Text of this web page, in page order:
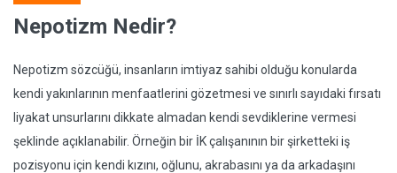
Nepotizm Nedir?
Nepotizm sözcüğü, insanların imtiyaz sahibi olduğu konularda
kendi yakınlarının menfaatlerini gözetmesi ve sınırlı sayıdaki fırsatı
liyakat unsurlarını dikkate almadan kendi sevdiklerine vermesi
şeklinde açıklanabilir. Örneğin bir İK çalışanının bir şirketteki iş
pozisyonu için kendi kızını, oğlunu, akrabasını ya da arkadaşını